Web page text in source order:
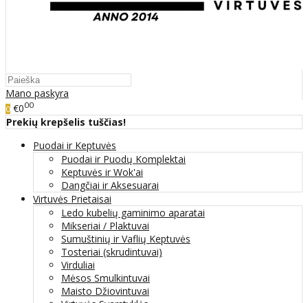
Mano paskyra
0 €000
Prekių krepšelis tuščias!
Puodai ir Keptuvės
Puodai ir Puodų Komplektai
Keptuvės ir Wok'ai
Dangčiai ir Aksesuarai
Virtuvės Prietaisai
Ledo kubelių gaminimo aparatai
Mikseriai / Plaktuvai
Sumuštinių ir Vaflių Keptuvės
Tosteriai (skrudintuvai)
Virduliai
Mėsos Smulkintuvai
Maisto Džiovintuvai